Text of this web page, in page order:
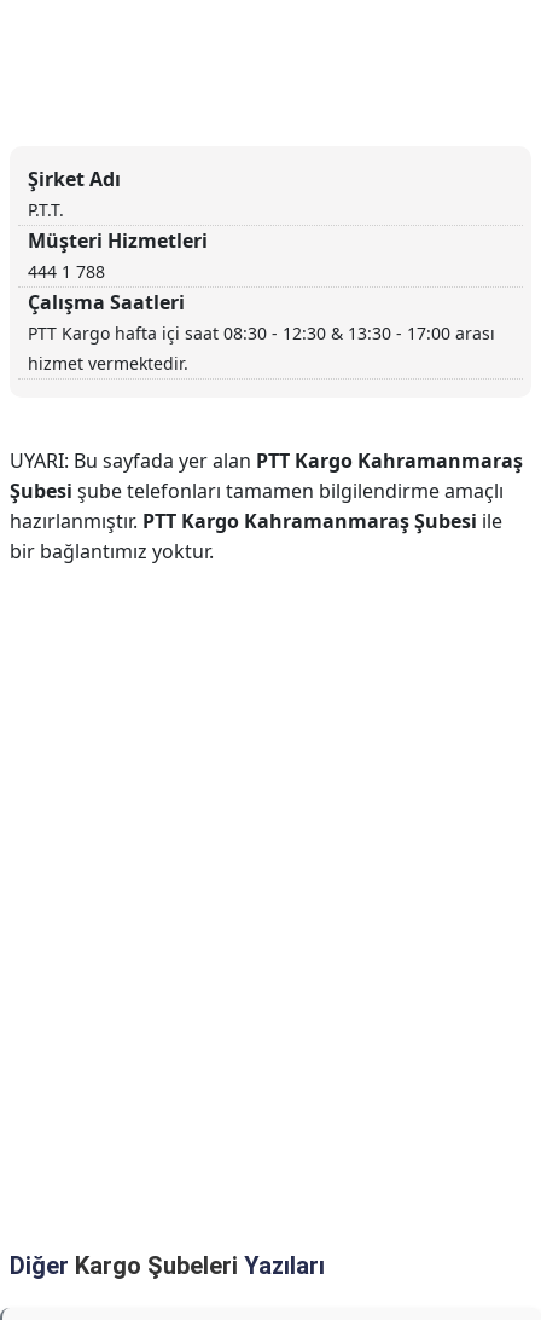
Şirket Adı
P.T.T.
Müşteri Hizmetleri
444 1 788
Çalışma Saatleri
PTT Kargo hafta içi saat 08:30 - 12:30 & 13:30 - 17:00 arası
hizmet vermektedir.
UYARI: Bu sayfada yer alan PTT Kargo Kahramanmaraş
Şubesi şube telefonları tamamen bilgilendirme amaçlı
hazırlanmıştır. PTT Kargo Kahramanmaraş Şubesi ile
bir bağlantımız yoktur.
Diğer Kargo Şubeleri Yazıları